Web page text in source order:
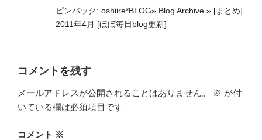
ピンバック: oshiire*BLOG» Blog Archive » [まとめ]
2011年4月 [ほぼ毎日blog更新]
コメントを残す
メールアドレスが公開されることはありません。 ※ が付
いている欄は必須項目です
コメント ※